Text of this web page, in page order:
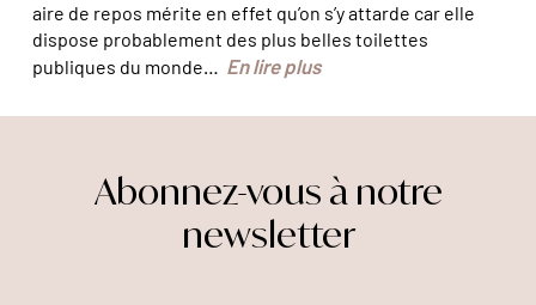
aire de repos mérite en effet qu’on s’y attarde car elle
dispose probablement des plus belles toilettes
publiques du monde… En lire plus
Abonnez-vous à notre
newsletter